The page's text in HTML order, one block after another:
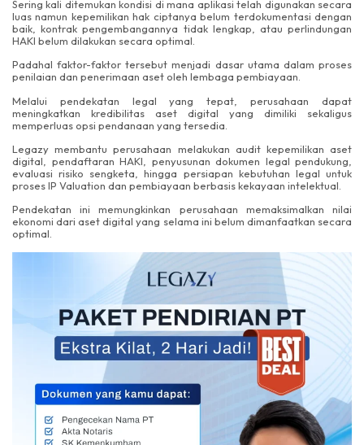
Sering kali ditemukan kondisi di mana aplikasi telah digunakan secara
luas namun kepemilikan hak ciptanya belum terdokumentasi dengan
baik, kontrak pengembangannya tidak lengkap, atau perlindungan
HAKI belum dilakukan secara optimal.
Padahal faktor-faktor tersebut menjadi dasar utama dalam proses
penilaian dan penerimaan aset oleh lembaga pembiayaan.
Melalui pendekatan legal yang tepat, perusahaan dapat
meningkatkan kredibilitas aset digital yang dimiliki sekaligus
memperluas opsi pendanaan yang tersedia.
Legazy membantu perusahaan melakukan audit kepemilikan aset
digital, pendaftaran HAKI, penyusunan dokumen legal pendukung,
evaluasi risiko sengketa, hingga persiapan kebutuhan legal untuk
proses IP Valuation dan pembiayaan berbasis kekayaan intelektual.
Pendekatan ini memungkinkan perusahaan memaksimalkan nilai
ekonomi dari aset digital yang selama ini belum dimanfaatkan secara
optimal.